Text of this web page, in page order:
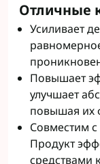
Отличные
Усиливает
Повышает
улучшает
повышая их
Совместим
Продукт
средствами